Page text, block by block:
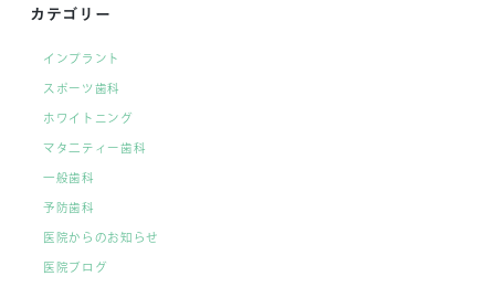
カテゴリー
インプラント
スポーツ歯科
ホワイトニング
マタ二ティー歯科
一般歯科
予防歯科
医院からのお知らせ
医院ブログ